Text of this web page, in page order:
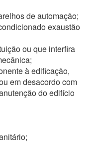
de automação;
exaustão
ou que interfira
à edificação,
em desacordo com
do edifício